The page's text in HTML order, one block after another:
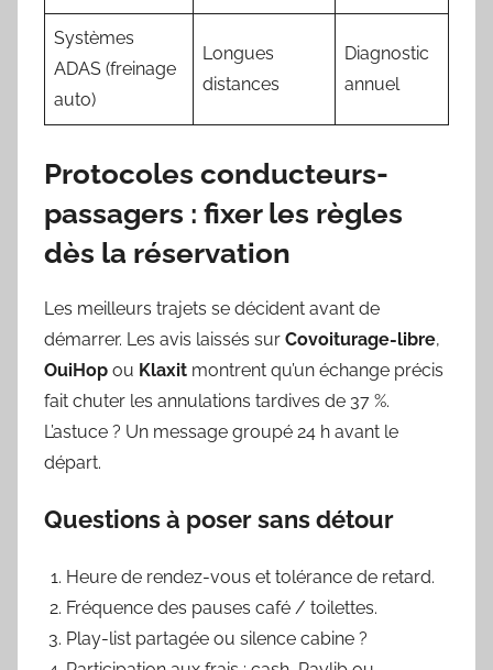
Systèmes
ADAS (freinage
auto)
Longues
distances
Diagnostic
annuel
Protocoles conducteurs-
passagers : fixer les règles
dès la réservation
Les meilleurs trajets se décident avant de
démarrer. Les avis laissés sur Covoiturage-libre,
OuiHop ou Klaxit montrent qu’un échange précis
fait chuter les annulations tardives de 37 %.
L’astuce ? Un message groupé 24 h avant le
départ.
Questions à poser sans détour
Heure de rendez-vous et tolérance de retard.
Fréquence des pauses café / toilettes.
Play-list partagée ou silence cabine ?